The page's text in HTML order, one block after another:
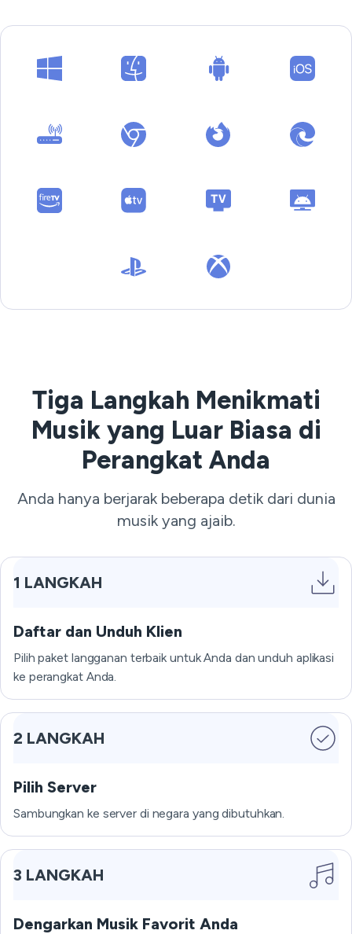
Tiga Langkah Menikmati
Musik yang Luar Biasa di
Perangkat Anda
Anda hanya berjarak beberapa detik dari dunia
musik yang ajaib.
1 LANGKAH
Daftar dan Unduh Klien
Pilih paket langganan terbaik untuk Anda dan unduh aplikasi
ke perangkat Anda.
2 LANGKAH
Pilih Server
Sambungkan ke server di negara yang dibutuhkan.
3 LANGKAH
Dengarkan Musik Favorit Anda